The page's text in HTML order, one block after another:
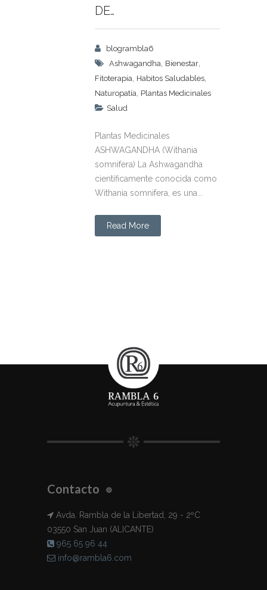
DE…
blogrambla6
Ashwagandha, Bienestar,
Fitoterapia, Habitos Saludables,
Naturopatía, Plantas Medicinales
Salud
Plantas Medicinales
ASHWAGANDHA (Withania
somnifera) La Ashwagandha
científicamente conocida como
Withania somnifera, es una...
Read More
Contacto
Avda. Rambla de la Libertad, 29 - 2ºC
03550 San Juan (ALICANTE)
965 65 96 44
info@rambla6.com